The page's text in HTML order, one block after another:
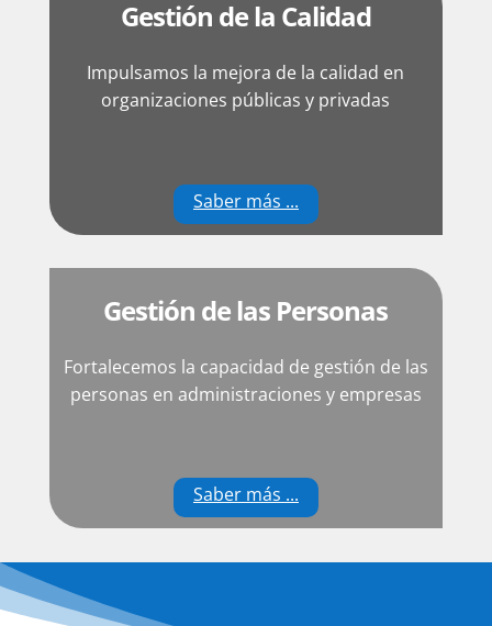
Gestión de la Calidad
Impulsamos la mejora de la calidad en
organizaciones públicas y privadas
Saber más ...
Gestión de las Personas
Fortalecemos la capacidad de gestión de las
personas en administraciones y empresas
Saber más ...